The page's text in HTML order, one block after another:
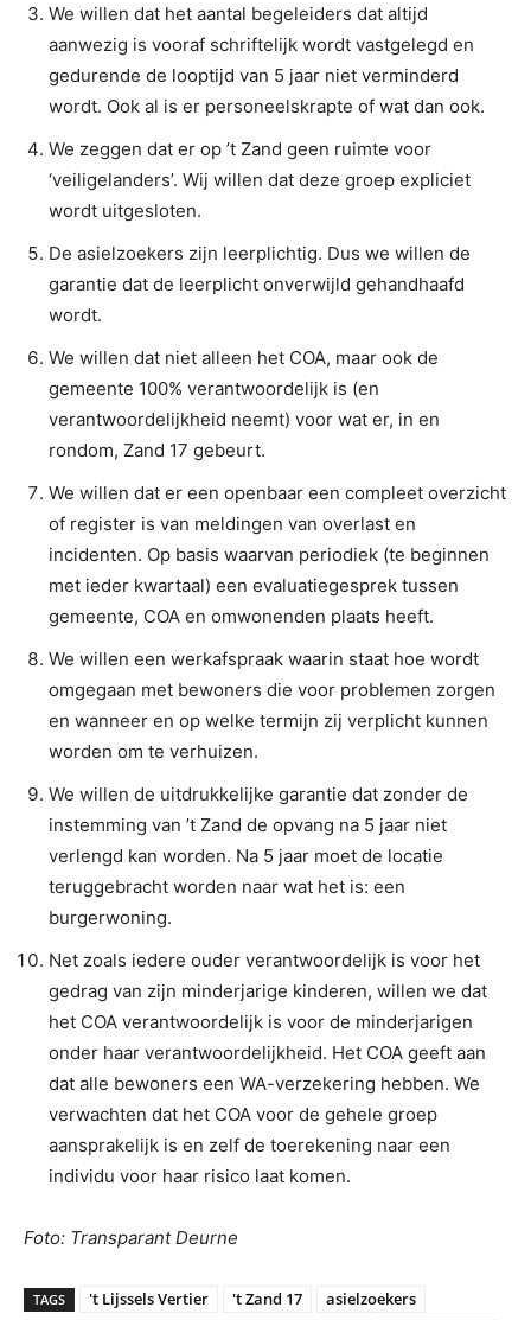
We willen dat het aantal begeleiders dat altijd
aanwezig is vooraf schriftelijk wordt vastgelegd en
gedurende de looptijd van 5 jaar niet verminderd
wordt. Ook al is er personeelskrapte of wat dan ook.
We zeggen dat er op ’t Zand geen ruimte voor
‘veiligelanders’. Wij willen dat deze groep expliciet
wordt uitgesloten.
De asielzoekers zijn leerplichtig. Dus we willen de
garantie dat de leerplicht onverwijld gehandhaafd
wordt.
We willen dat niet alleen het COA, maar ook de
gemeente 100% verantwoordelijk is (en
verantwoordelijkheid neemt) voor wat er, in en
rondom, Zand 17 gebeurt.
We willen dat er een openbaar een compleet overzicht
of register is van meldingen van overlast en
incidenten. Op basis waarvan periodiek (te beginnen
met ieder kwartaal) een evaluatiegesprek tussen
gemeente, COA en omwonenden plaats heeft.
We willen een werkafspraak waarin staat hoe wordt
omgegaan met bewoners die voor problemen zorgen
en wanneer en op welke termijn zij verplicht kunnen
worden om te verhuizen.
We willen de uitdrukkelijke garantie dat zonder de
instemming van ’t Zand de opvang na 5 jaar niet
verlengd kan worden. Na 5 jaar moet de locatie
teruggebracht worden naar wat het is: een
burgerwoning.
Net zoals iedere ouder verantwoordelijk is voor het
gedrag van zijn minderjarige kinderen, willen we dat
het COA verantwoordelijk is voor de minderjarigen
onder haar verantwoordelijkheid. Het COA geeft aan
dat alle bewoners een WA-verzekering hebben. We
verwachten dat het COA voor de gehele groep
aansprakelijk is en zelf de toerekening naar een
individu voor haar risico laat komen.
Foto: Transparant Deurne
TAGS 't Lijssels Vertier 't Zand 17
asielzoekers